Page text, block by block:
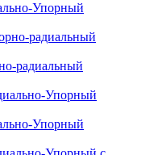
Упорный
радиальный
Упорный